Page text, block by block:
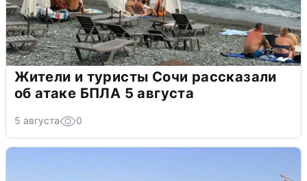
Жители и туристы Сочи рассказали
об атаке БПЛА 5 августа
5 августа 0